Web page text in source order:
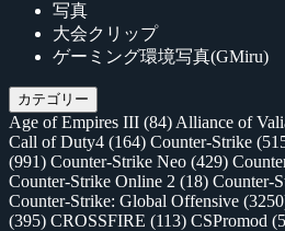
写真
大会クリップ
ゲーミング環境写真(GMiru)
カテゴリー
Age of Empires III (84) Alliance of
Call of Duty4 (164) Counter-Strike
(991) Counter-Strike Neo (429)
Counter-Strike Online 2 (18) Counter-
Counter-Strike: Global Offensive
(395) CROSSFIRE (113) CSPromod